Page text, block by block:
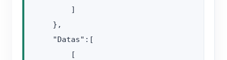
        ]
    },
    "Datas":[
        [